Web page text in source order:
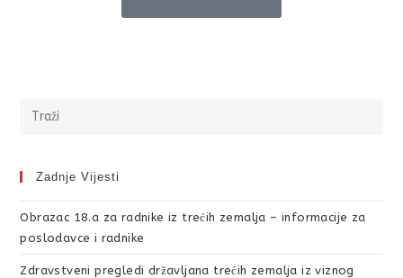
Zadnje Vijesti
Obrazac 18.a za radnike iz trećih zemalja – informacije za
poslodavce i radnike
Zdravstveni pregledi državljana trećih zemalja iz viznog